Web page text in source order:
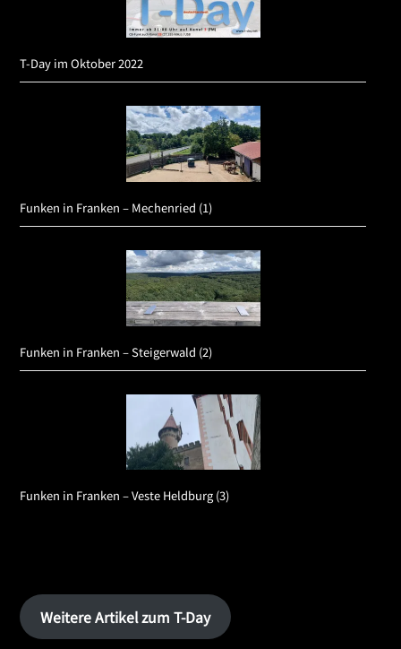
T-Day im Oktober 2022
Funken in Franken – Mechenried (1)
Funken in Franken – Steigerwald (2)
Funken in Franken – Veste Heldburg (3)
Weitere Artikel zum T-Day